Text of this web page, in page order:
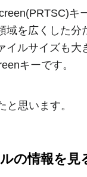
キ
域を広くした分
イルサイズも大
キーです。
思います。
の情報を見